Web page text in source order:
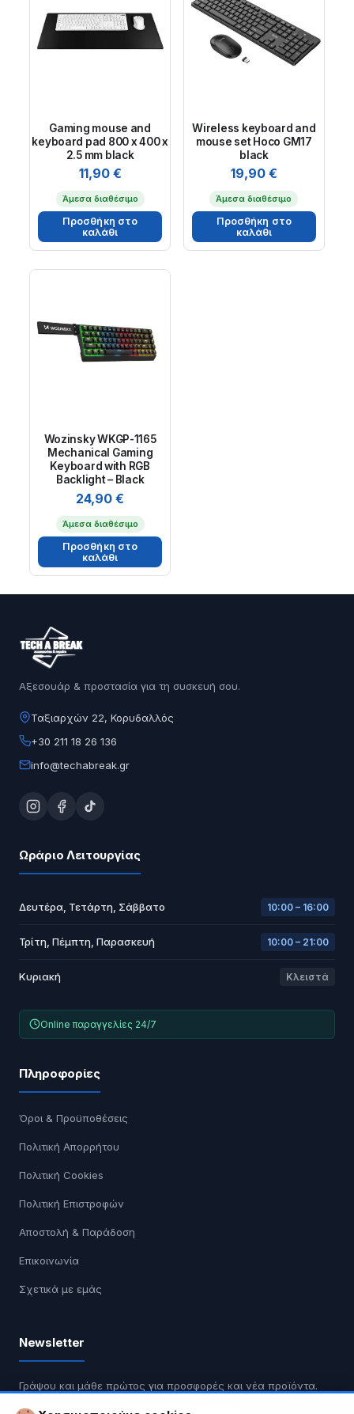
Gaming mouse and
keyboard pad 800 x 400 x
2.5 mm black
11,90 €
Άμεσα διαθέσιμο
Προσθήκη στο
καλάθι
Wireless keyboard and
mouse set Hoco GM17
black
19,90 €
Άμεσα διαθέσιμο
Προσθήκη στο
καλάθι
Wozinsky WKGP-1165
Mechanical Gaming
Keyboard with RGB
Backlight – Black
24,90€
Άμεσα διαθέσιμο
Προσθήκη στο
καλάθι
Αξεσουάρ & προστασία για τη συσκευή σου.
Ταξιαρχών 22, Κορυδαλλός
+30 211 18 26 136
info@techabreak.gr
Ωράριο Λειτουργίας
Δευτέρα, Τετάρτη, Σάββατο 10:00 – 16:00
Τρίτη, Πέμπτη, Παρασκευή 10:00 – 21:00
Κυριακή Κλειστά
Online παραγγελίες 24/7
Πληροφορίες
Όροι & Προϋποθέσεις
Πολιτική Απορρήτου
Πολιτική Cookies
Πολιτική Επιστροφών
Αποστολή & Παράδοση
Επικοινωνία
Σχετικά με εμάς
Newsletter
Γράψου και μάθε πρώτος για προσφορές και νέα προϊόντα.